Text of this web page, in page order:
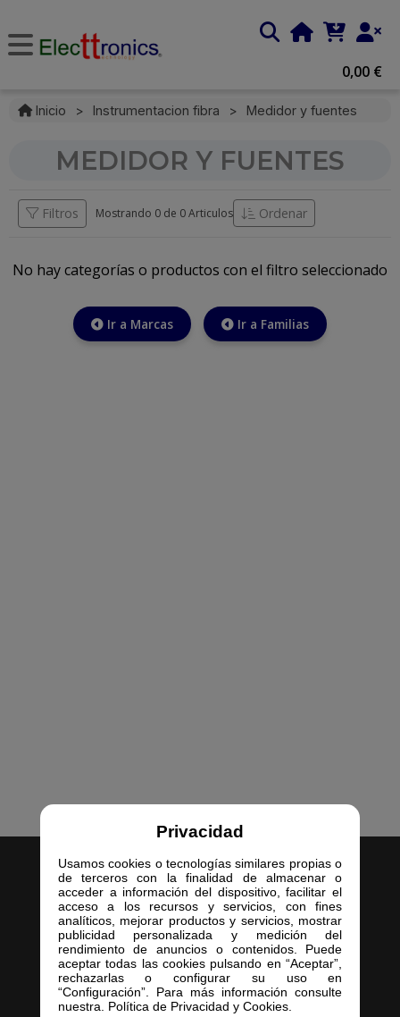
Privacidad
Usamos cookies o tecnologías similares propias o
de terceros con la finalidad de almacenar o
acceder a información del dispositivo, facilitar el
acceso a los recursos y servicios, con fines
analíticos, mejorar productos y servicios, mostrar
publicidad personalizada y medición del
rendimiento de anuncios o contenidos. Puede
aceptar todas las cookies pulsando en “Aceptar”,
rechazarlas o configurar su uso en
“Configuración”. Para más información consulte
nuestra. Política de Privacidad y Cookies.
0,00 €
Inicio > Instrumentacion fibra > Medidor y fuentes
MEDIDOR Y FUENTES
Filtros Mostrando 0 de 0 Articulos Ordenar
No hay categorías o productos con el filtro seleccionado
Ir a Marcas Ir a Familias
Inicio
Empresa
Servicios
Contacto